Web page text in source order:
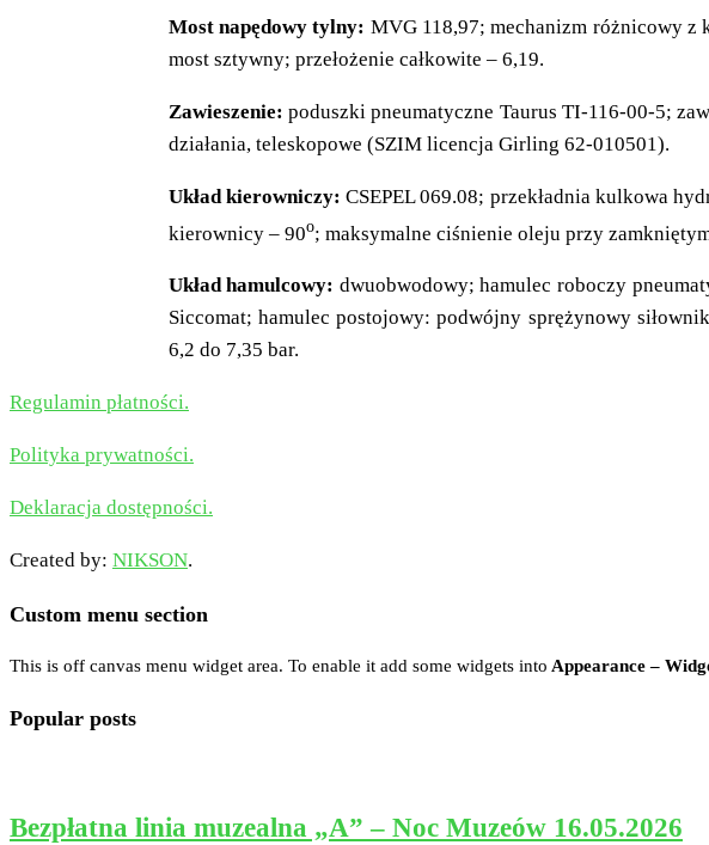
Most napędowy tylny: MVG 118,97; mechanizm różnicowy z
most sztywny; przełożenie całkowite – 6,19.
Zawieszenie: poduszki pneumatyczne Taurus TI-116-00-5;
działania, teleskopowe (SZIM licencja Girling 62-010501).
Układ kierowniczy: CSEPEL 069.08; przekładnia kulkowa
kierownicy – 90o; maksymalne ciśnienie oleju przy
Układ hamulcowy: dwuobwodowy; hamulec roboczy
Siccomat; hamulec postojowy: podwójny sprężynowy
6,2 do 7,35 bar.
Regulamin płatności.
Polityka prywatności.
Deklaracja dostępności.
Created by: NIKSON.
Custom menu section
This is off canvas menu widget area. To enable it add some widgets into Appearance –
Popular posts
Bezpłatna linia muzealna „A” – Noc Muzeów 16.05.2026